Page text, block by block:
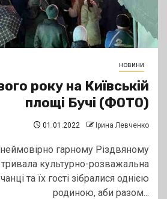
новини
року на Київській
площі Бучі (ФОТО)
01.01.2022 Ірина Левченко
гарному Різдвяному
тривала культурно-розважальна
та їх гості зібралися однією
родиною, аби разом...